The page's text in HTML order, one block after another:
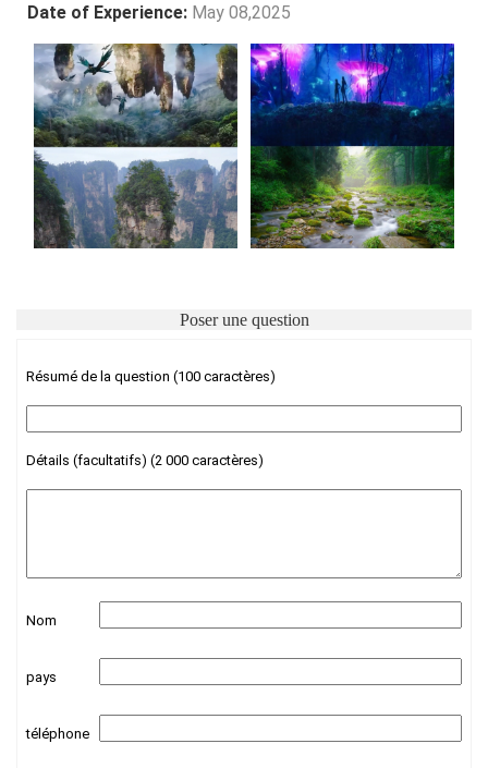
Date of Experience: May 08,2025
Poser une question
Résumé de la question (100 caractères)
Détails (facultatifs) (2 000 caractères)
Nom
pays
téléphone